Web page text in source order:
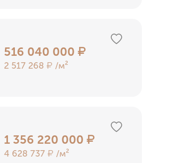
516 040 000 ₽
2 517 268 ₽ /м²
1 356 220 000 ₽
4 628 737 ₽ /м²